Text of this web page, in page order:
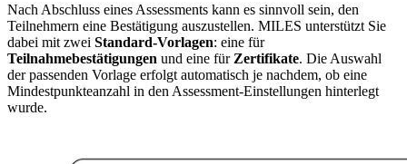
Nach Abschluss eines Assessments kann es sinnvoll sein, den
Teilnehmern eine Bestätigung auszustellen. MILES unterstützt Sie
dabei mit zwei Standard-Vorlagen: eine für
Teilnahmebestätigungen und eine für Zertifikate. Die Auswahl
der passenden Vorlage erfolgt automatisch je nachdem, ob eine
Mindestpunkteanzahl in den Assessment-Einstellungen hinterlegt
wurde.